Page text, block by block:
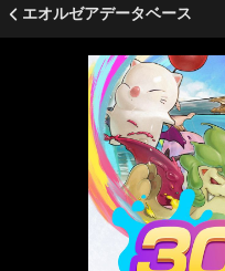
エオルゼアデータベース